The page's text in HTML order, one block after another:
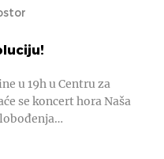
u 19h u Centru za
se koncert hora Naša